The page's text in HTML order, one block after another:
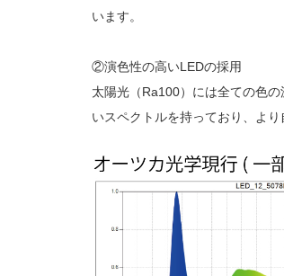
います。
②演色性の高いLEDの採用
太陽光（Ra100）には全ての色
いスペクトルを持っており、よ